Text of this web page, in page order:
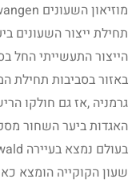
מוזיאון השעונים Furtwangen
באזור בסביבות תחילת
גרמניה ,אז גם חולקו
האגדות ביער השחור
שעון הקוקייה הומצא כאן